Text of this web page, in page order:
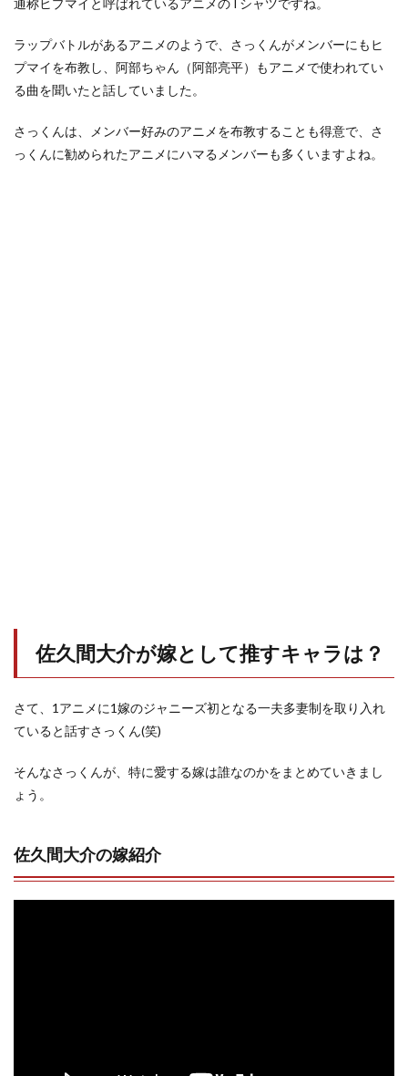
ラップバトルがあるアニメのようで、さっくんがメンバーにもヒ
プマイを布教し、阿部ちゃん（阿部亮平）もアニメで使われてい
る曲を聞いたと話していました。
さっくんは、メンバー好みのアニメを布教することも得意で、さ
っくんに勧められたアニメにハマるメンバーも多くいますよね。
佐久間大介が嫁として推すキャラは？
さて、1アニメに1嫁のジャニーズ初となる一夫多妻制を取り入れ
ていると話すさっくん(笑)
そんなさっくんが、特に愛する嫁は誰なのかをまとめていきまし
ょう。
佐久間大介の嫁紹介